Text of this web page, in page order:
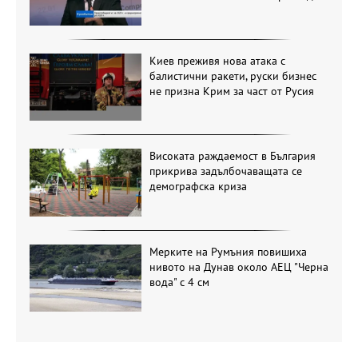
Киев преживя нова атака с
балистични ракети, руски бизнес
не призна Крим за част от Русия
Високата раждаемост в България
прикрива задълбочаващата се
демографска криза
Мерките на Румъния повишиха
нивото на Дунав около АЕЦ "Черна
вода" с 4 см